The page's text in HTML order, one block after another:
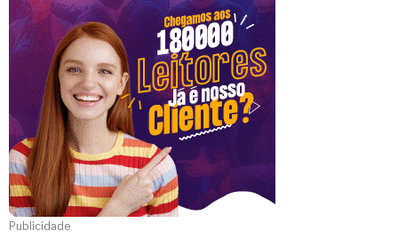
Publicidade